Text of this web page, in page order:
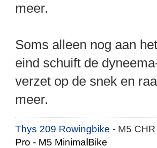
meer.
Soms alleen nog aan
eind schuift de
verzet op de snek en
meer.
Thys 209 Rowingbike- M5
Pro - M5 MinimalBike